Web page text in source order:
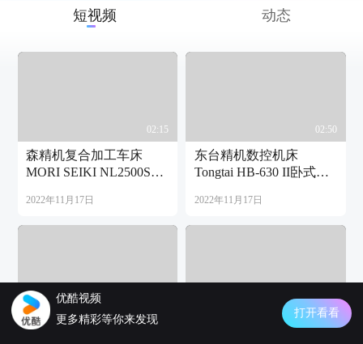
短视频 动态
02:15
森精机复合加工车床
MORI SEIKI NL2500SY
2022年11月17日
02:50
东台精机数控机床
Tongtai HB-630 II卧式加
2022年11月17日
森精机MORI SEIKI
01:54
优酷视频
更多精彩等你来发现
打开看看